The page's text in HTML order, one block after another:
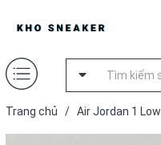
Trang chủ / Air Jordan 1 Low